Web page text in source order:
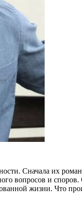
Сначала их
вопросов и
жизни.